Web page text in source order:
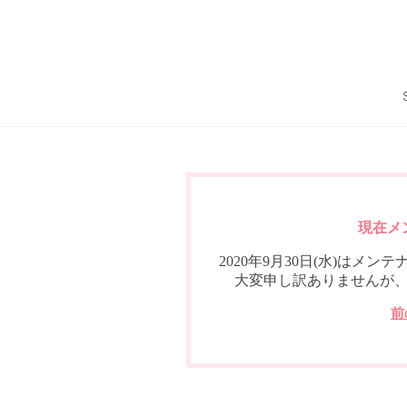
現在メ
2020年9月30日(水)はメンテ
大変申し訳ありませんが
前